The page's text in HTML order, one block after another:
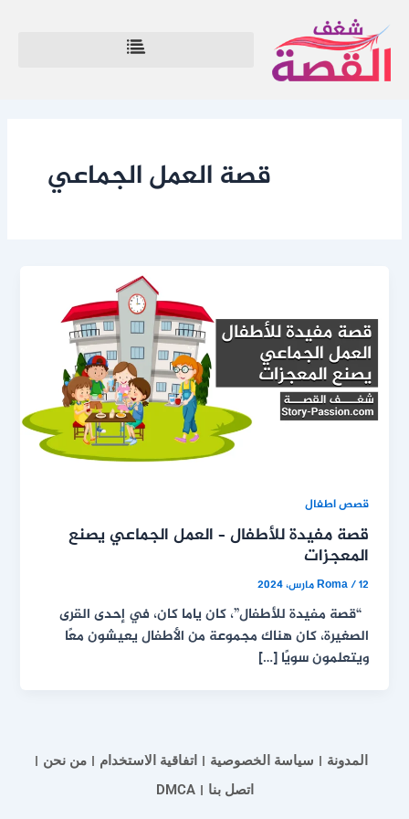
إلى
المحتوى
قصة العمل الجماعي
قصص اطفال
قصة مفيدة للأطفال – العمل الجماعي يصنع
المعجزات
Roma/12 مارس، 2024
“قصة مفيدة للأطفال”، كان ياما كان، في إحدى القرى
الصغيرة، كان هناك مجموعة من الأطفال يعيشون معًا
ويتعلمون سويًا […]
المدونة سياسة الخصوصية اتفاقية الاستخدام
من نحن
اتصل بنا
DMCA